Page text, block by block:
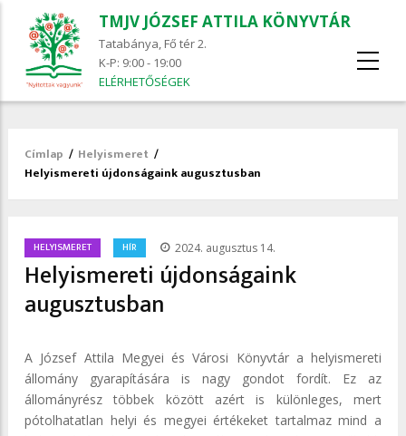
TMJV JÓZSEF ATTILA KÖNYVTÁR
Tatabánya, Fő tér 2.
K-P: 9:00 - 19:00
ELÉRHETŐSÉGEK
Morzsa
Címlap / Helyismeret /
Helyismereti újdonságaink augusztusban
HELYISMERET HÍR 2024. augusztus 14.
Helyismereti újdonságaink
augusztusban
A József Attila Megyei és Városi Könyvtár a helyismereti
állomány gyarapítására is nagy gondot fordít. Ez az
állományrész többek között azért is különleges, mert
pótolhatatlan helyi és megyei értékeket tartalmaz mind a